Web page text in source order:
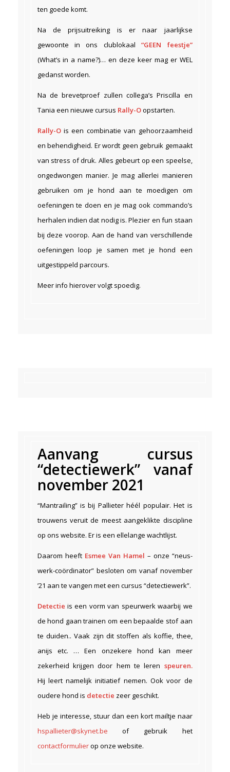
ten goede komt.
Na de prijsuitreiking is er naar jaarlijkse
gewoonte in ons clublokaal“GEEN feestje”
(What’s in a name?)… en deze keer mag er WEL
gedanst worden.
Na de brevetproef zullen collega’s Priscilla en
Tania een nieuwe cursus Rally-Oopstarten.
Rally-Ois een combinatie van gehoorzaamheid
en behendigheid. Er wordt geen gebruik gemaakt
van stress of druk. Alles gebeurt op een speelse,
ongedwongen manier. Je mag allerlei manieren
gebruiken om je hond aan te moedigen om
oefeningen te doen en je mag ook commando’s
herhalen indien dat nodig is. Plezier en fun staan
bij deze voorop. Aan de hand van verschillende
oefeningen loop je samen met je hond een
uitgestippeld parcours.
Meer info hierover volgt spoedig.
Aanvang cursus
“detectiewerk” vanaf
november 2021
“Mantrailing” is bij Pallieter héél populair. Het is
trouwens veruit de meest aangeklikte discipline
op ons website. Er is een ellelange wachtlijst.
Daarom heeft Esmee Van Hamel – onze “neus-
werk-coördinator” besloten om vanaf november
’21 aan te vangen met een cursus “detectiewerk”.
Detectie is een vorm van speurwerk waarbij we
de hond gaan trainen om een bepaalde stof aan
te duiden.. Vaak zijn dit stoffen als koffie, thee,
anijs etc. … Een onzekere hond kan meer
zekerheid krijgen door hem te leren speuren.
Hij leert namelijk initiatief nemen. Ook voor de
oudere hond is detectie zeer geschikt.
Heb je interesse, stuur dan een kort mailtje naar
hspallieter@skynet.beof gebruik het
contactformulierop onze website.